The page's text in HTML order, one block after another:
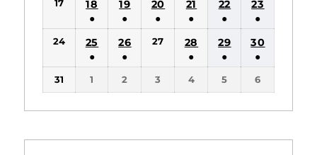
ト)
ト)
イ
ベ
ン
ト)
イ
ベ
ン
イ
ベ
ン
ト)
イ
ベ
ン
ト)
イ
ベ
ン
ト)
の
イ
ン
ト)
件
の
イ
ベ
ン
ト)
件
の
イ
ン
ト)
件
の
イ
ベ
ン
ト)
件
の
イ
ベ
ン
ト)
件
の
イ
ベ
ン
ト)
17
18
●
(1
件
イ
ン
19
●
(1
件
イ
ン
20
●
(1
イ
ン
21
●
(1
件
イ
ン
22
●
(1
件
イ
ン
23
●
(1
件
イ
ン
24
25
●
26
●
27
28
●
29
●
30
●
31 1 2 3 4 5 6